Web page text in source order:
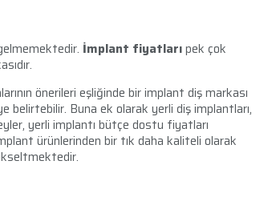
İmplant fiyatlarıpek çok
önerileri eşliğinde bir implant diş markası
belirtebilir. Buna ek olarak yerli diş implantları,
yerli implantı bütçe dostu fiyatları
ürünlerinden bir tık daha kaliteli olarak